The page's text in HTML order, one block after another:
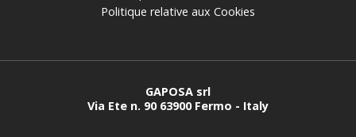
Politique relative aux Cookies
GAPOSA srl
Via Ete n. 90 63900 Fermo - Italy